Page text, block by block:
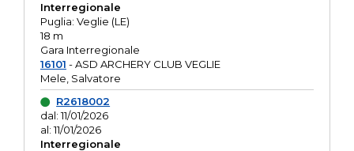
Interregionale
Puglia: Veglie (LE)
18 m
Gara Interregionale
16101 - ASD ARCHERY CLUB VEGLIE
Mele, Salvatore
R2618002
dal: 11/01/2026
al: 11/01/2026
Interregionale